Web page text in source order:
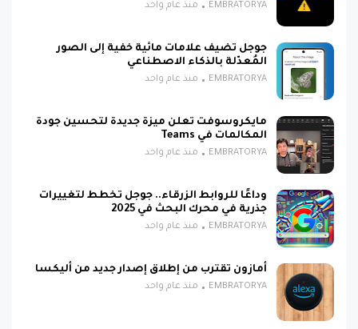
EMBRATORYA منذ عام واحد
جوجل تضيف علامات مائية خفية إلى الصور
المُعدّلة بالذكاء الاصطناعي
EMBRATORYA منذ عام واحد
مايكروسوفت تعلن ميزة جديدة لتحسين جودة
المكالمات في Teams
EMBRATORYA منذ عام واحد
وداعًا للروابط الزرقاء.. جوجل تخطط لتغييرات
جذرية في محرك البحث في 2025
EMBRATORYA منذ عام واحد
أمازون تقترب من إطلاق إصدار جديد من أليكسا
EMBRATORYA منذ عام واحد